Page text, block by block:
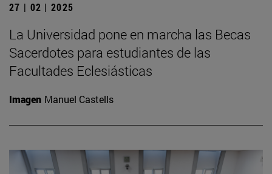
27 | 02 | 2025
La Universidad pone en marcha las Becas
Sacerdotes para estudiantes de las
Facultades Eclesiásticas
Imagen Manuel Castells